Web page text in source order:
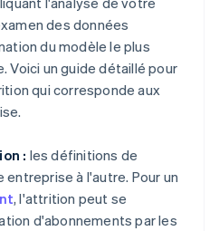
des données
du modèle le plus
Voici un guide détaillé pour
qui corresponde aux
: les définitions de
à l'autre. Pour un
, l'attrition peut se
d'abonnements par les